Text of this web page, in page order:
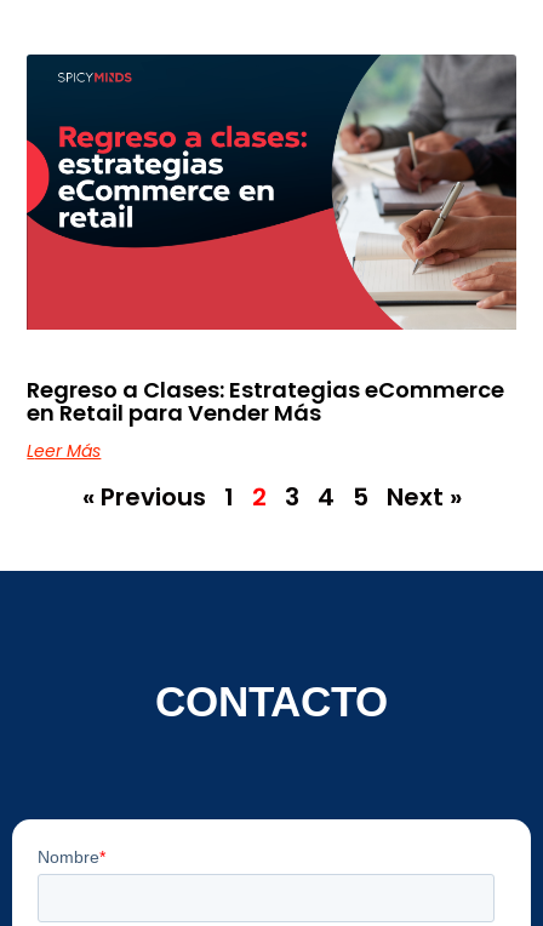
Regreso a Clases: Estrategias eCommerce
en Retail para Vender Más
Leer Más
« Previous 1 2 3 4 5 Next »
CONTACTO